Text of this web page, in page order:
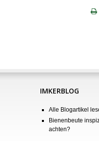
IMKERBLOG
Alle Blogartikel
Bienenbeute
achten?